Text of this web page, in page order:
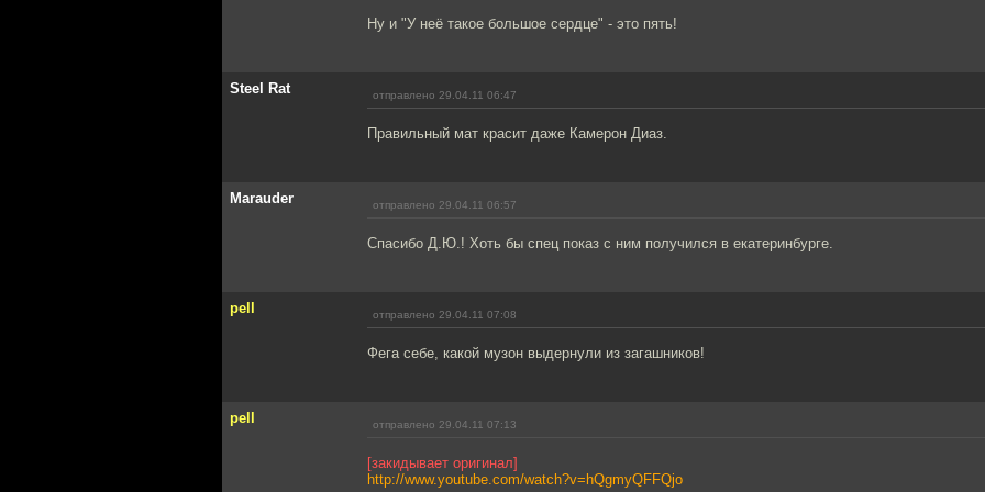
Ну и "У неё такое большое сердце" - это пять!
Steel Rat отправлено 29.04.11 06:47
Правильный мат красит даже Камерон Диаз.
Marauder отправлено 29.04.11 06:57
Спасибо Д.Ю.! Хоть бы спец показ с ним получился в екатеринбурге.
pell отправлено 29.04.11 07:08
Фега себе, какой музон выдернули из загашников!
pell отправлено 29.04.11 07:13
[закидывает оригинал]
http://www.youtube.com/watch?v=hQgmyQFFQjo